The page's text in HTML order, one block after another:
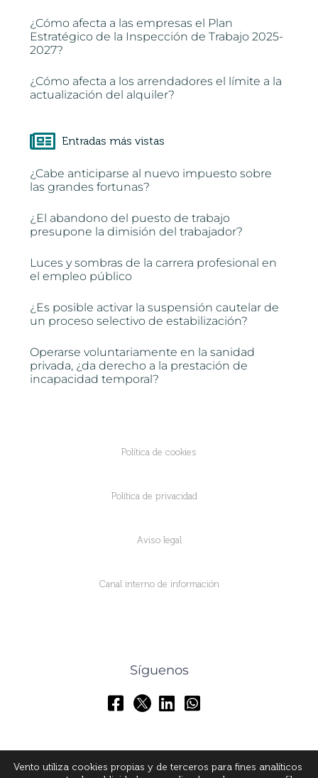
¿Cómo afecta a las empresas el Plan
Estratégico de la Inspección de Trabajo 2025-
2027?
¿Cómo afecta a los arrendadores el límite a la
actualización del alquiler?
Entradas más vistas
¿Cabe anticiparse al nuevo impuesto sobre
las grandes fortunas?
¿El abandono del puesto de trabajo
presupone la dimisión del trabajador?
Luces y sombras de la carrera profesional en
el empleo público
¿Es posible activar la suspensión cautelar de
un proceso selectivo de estabilización?
Operarse voluntariamente en la sanidad
privada, ¿da derecho a la prestación de
incapacidad temporal?
Política de cookies
Política de privacidad
Aviso legal
Canal interno de información
Síguenos
Vento utiliza cookies propias y de terceros para fines analíticos